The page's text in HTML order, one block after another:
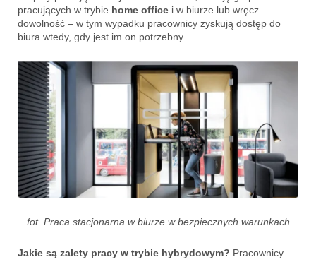
pracujących w trybie home office i w biurze lub wręcz
dowolność – w tym wypadku pracownicy zyskują dostęp do
biura wtedy, gdy jest im on potrzebny.
fot. Praca stacjonarna w biurze w bezpiecznych warunkach
Jakie są zalety pracy w trybie hybrydowym? Pracownicy